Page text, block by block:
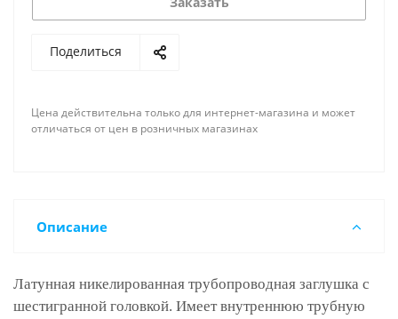
Поделиться
Цена действительна только для интернет-магазина и может
отличаться от цен в розничных магазинах
Описание
Латунная никелированная трубопроводная заглушка с
шестигранной головкой. Имеет внутреннюю трубную